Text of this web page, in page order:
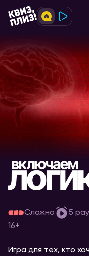
[включаем логику] #1
Сложно 5
16+
Игра для тех, кто